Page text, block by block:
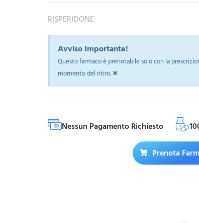
RISPERIDONE
Avviso Importante!
Questo farmaco è prenotabile solo con la
momento del ritiro.×
Nessun Pagamento Richiesto
Prenota